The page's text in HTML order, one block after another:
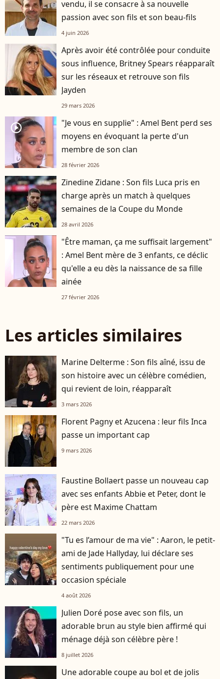
vendu, il se consacre à sa nouvelle
passion avec son fils et son beau-fils
4 juin 2026
Après avoir été contrôlée pour conduite
sous influence, Britney Spears réapparaît
sur les réseaux et retrouve son fils
Jayden
29 mars 2026
player2
"Je vous en supplie" : Amel Bent perd ses
moyens en évoquant la perte d'un
membre de son clan
28 février 2026
Zinedine Zidane : Son fils Luca pris en
charge après un match à quelques
semaines de la Coupe du Monde
28 avril 2026
"Être maman, ça me suffisait largement"
: Amel Bent mère de 3 enfants, ce déclic
qu'elle a eu dès la naissance de sa fille
ainée
27 février 2026
Les articles similaires
Marine Delterme : Son fils aîné, issu de
son histoire avec un célèbre comédien,
qui revient de loin, réapparaît
3 mars 2026
Florent Pagny et Azucena : leur fils Inca
passe un important cap
9 mars 2026
Faustine Bollaert passe un nouveau cap
avec ses enfants Abbie et Peter, dont le
père est Maxime Chattam
22 mars 2026
"Tu es l’amour de ma vie" : Aaron, le petit-
ami de Jade Hallyday, lui déclare ses
sentiments publiquement pour une
occasion spéciale
4 août 2026
Julien Doré pose avec son fils, un
adorable brun au style bien affirmé qui
ménage déjà son célèbre père !
8 juillet 2026
Une adorable coupe au bol et de jolis